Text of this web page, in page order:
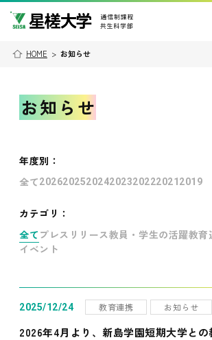
HOME > お知らせ
お知らせ
年度別 ：
全て202620252024202320222021 2019
カテゴリ：
全て プレスリリース教員・学生の活躍教育
イベント
2025/12/24 教育連携 お知らせ
2026年4月より、新島学園短期大学との